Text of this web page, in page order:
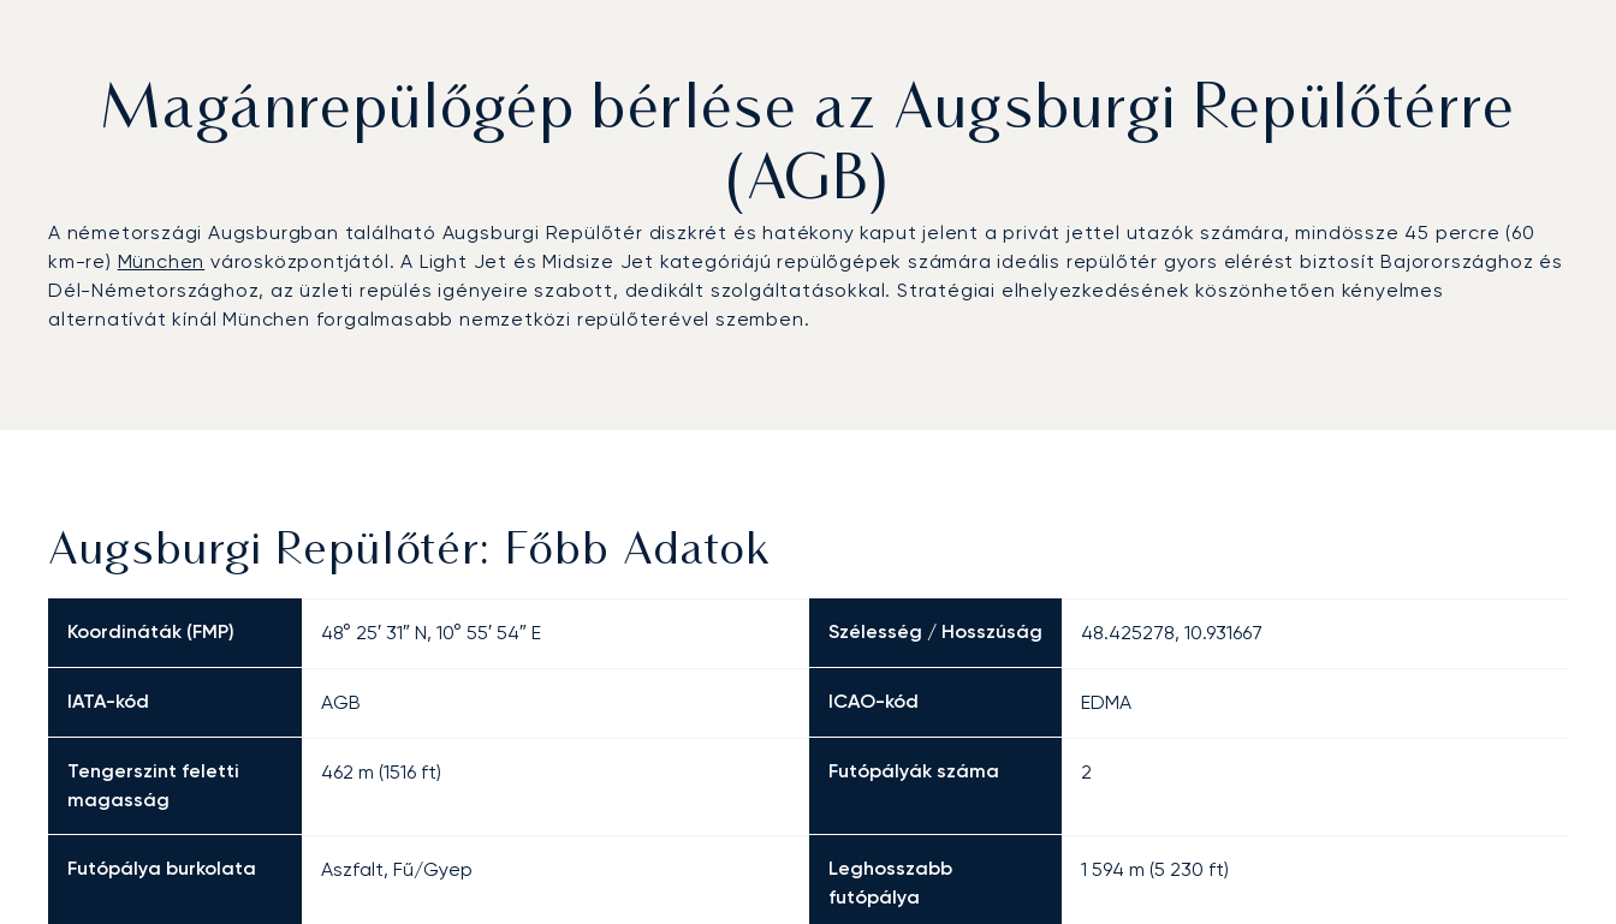
Magánrepülőgép bérlése az Augsburgi Repülőtérre
(AGB)
A németországi Augsburgban található Augsburgi Repülőtér diszkrét és hatékony kaput jelent a privát jettel utazók számára, mindössze 45 percre (60
km-re) München városközpontjától. A Light Jet és Midsize Jet kategóriájú repülőgépek számára ideális repülőtér gyors elérést biztosít Bajorországhoz és
Dél-Németországhoz, az üzleti repülés igényeire szabott, dedikált szolgáltatásokkal. Stratégiai elhelyezkedésének köszönhetően kényelmes
alternatívát kínál München forgalmasabb nemzetközi repülőterével szemben.
Augsburgi Repülőtér: Főbb Adatok
Koordináták (FMP) 48° 25′ 31″ N, 10° 55′ 54″ E Szélesség / Hosszúság 48.425278, 10.931667
IATA-kód AGB ICAO-kód EDMA
Tengerszint feletti
magasság
462 m (1516 ft) Futópályák száma 2
Futópálya burkolata Aszfalt, Fű/Gyep
Leghosszabb
futópálya
1 594 m (5 230 ft)